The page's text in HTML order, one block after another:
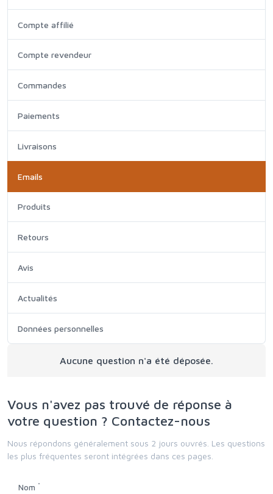
Compte affilié
Compte revendeur
Commandes
Paiements
Livraisons
Emails
Produits
Retours
Avis
Actualités
Données personnelles
Aucune question n'a été déposée.
Vous n'avez pas trouvé de réponse à
votre question ? Contactez-nous
Nous répondons généralement sous 2 jours ouvrés. Les questions
les plus fréquentes seront intégrées dans ces pages.
Nom *